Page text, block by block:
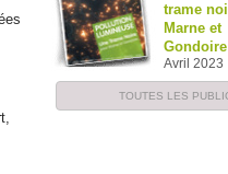
trame
Marne et
Gondoire
Avril 2023
TOUTES LES